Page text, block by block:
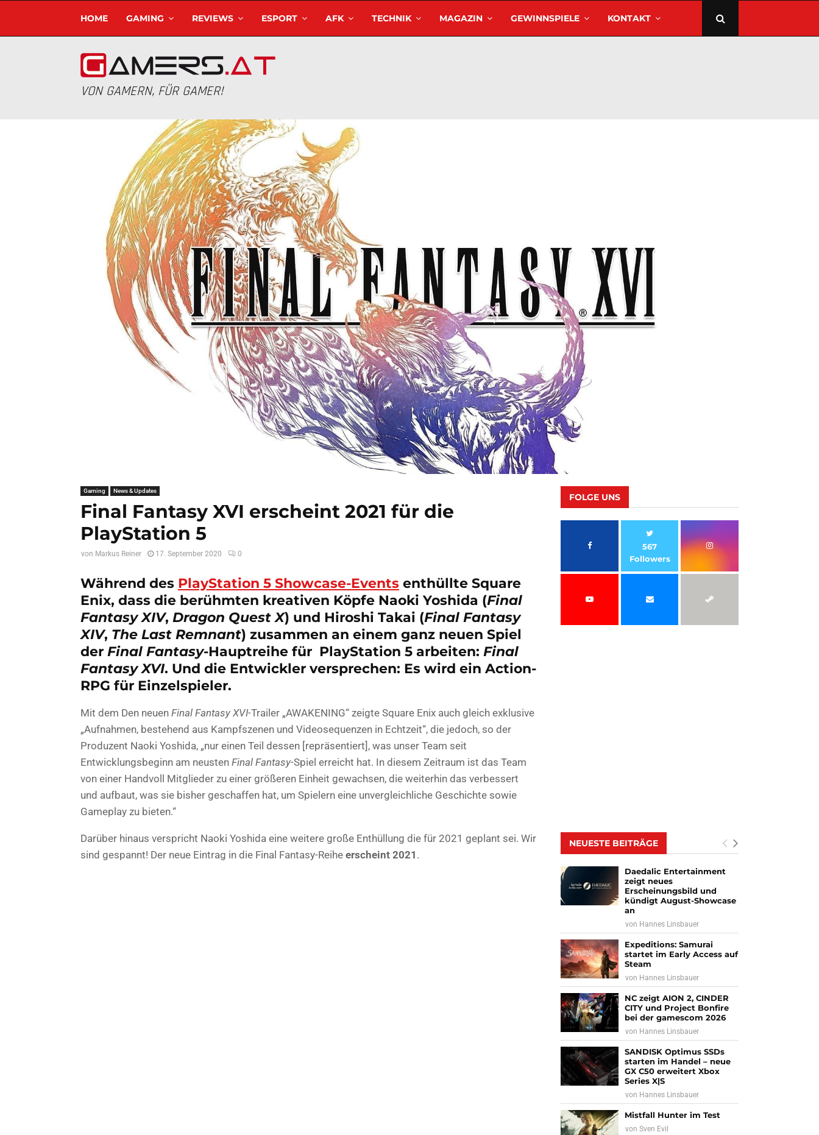
HOME GAMING REVIEWS ESPORT AFK TECHNIK MAGAZIN GEWINNSPIELE KONTAKT
VON GAMERN, FÜR GAMER!
Gaming News & Updates
Final Fantasy XVI erscheint 2021 für die
PlayStation 5
von Markus Reiner 17. September 2020 0
Während des PlayStation 5 Showcase-Events enthüllte Square
Enix, dass die berühmten kreativen Köpfe Naoki Yoshida (Final
Fantasy XIV, Dragon Quest X) und Hiroshi Takai (Final Fantasy
XIV, The Last Remnant) zusammen an einem ganz neuen Spiel
der Final Fantasy-Hauptreihe für PlayStation 5 arbeiten: Final
Fantasy XVI. Und die Entwickler versprechen: Es wird ein Action-
RPG für Einzelspieler.
Mit dem Den neuen Final Fantasy XVI-Trailer „AWAKENING“ zeigte Square Enix auch gleich exklusive
„Aufnahmen, bestehend aus Kampfszenen und Videosequenzen in Echtzeit“, die jedoch, so der
Produzent Naoki Yoshida, „nur einen Teil dessen [repräsentiert], was unser Team seit
Entwicklungsbeginn am neusten Final Fantasy-Spiel erreicht hat. In diesem Zeitraum ist das Team
von einer Handvoll Mitglieder zu einer größeren Einheit gewachsen, die weiterhin das verbessert
und aufbaut, was sie bisher geschaffen hat, um Spielern eine unvergleichliche Geschichte sowie
Gameplay zu bieten.“
Darüber hinaus verspricht Naoki Yoshida eine weitere große Enthüllung die für 2021 geplant sei. Wir
sind gespannt! Der neue Eintrag in die Final Fantasy-Reihe erscheint 2021 .
FOLGE UNS
567
Followers
NEUESTE BEITRÄGE
Daedalic Entertainment
zeigt neues
Erscheinungsbild und
kündigt August-Showcase
an
von Hannes Linsbauer
Expeditions: Samurai
startet im Early Access auf
Steam
von Hannes Linsbauer
NC zeigt AION 2, CINDER
CITY und Project Bonfire
bei der gamescom 2026
von Hannes Linsbauer
SANDISK Optimus SSDs
starten im Handel – neue
GX C50 erweitert Xbox
Series X|S
von Hannes Linsbauer
Mistfall Hunter im Test
vonSven Evil